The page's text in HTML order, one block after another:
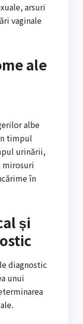
arsuri
vaginale
ale
albe
timpul
urinării,
mirosuri
în
și
diagnostic
unui